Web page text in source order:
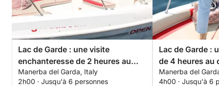
Lac de Garde : une visite
enchanteresse de 2 heures au
départ de Manerba
Manerba del Garda, Italy
2h00 · Jusqu'à 6 personnes
Lac de Garde :
de 4 heures au
Manerba
Manerba del
4h00 · Jusqu'à 6